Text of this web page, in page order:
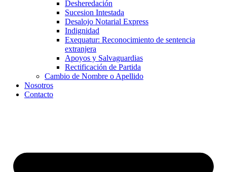
Desheredación
Sucesion Intestada
Desalojo Notarial Express
Indignidad
Exequatur: Reconocimiento de sentencia
extranjera
Apoyos y Salvaguardias
Rectificación de Partida
Cambio de Nombre o Apellido
Nosotros
Contacto